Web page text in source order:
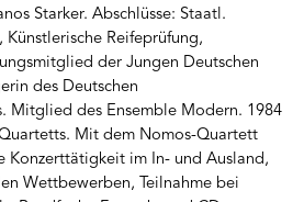
Starker. Abschlüsse: Staatl.
Reifeprüfung,
der Jungen Deutschen
des Deutschen
Mitglied des Ensemble Modern. 1984
Mit dem Nomos-Quartett
Konzerttätigkeit im In- und Ausland,
Wettbewerben, Teilnahme bei